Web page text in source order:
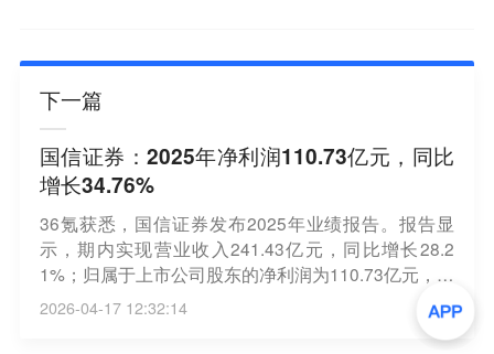
下一篇
国信证券：2025年净利润110.73亿元，同比
增长34.76%
36氪获悉，国信证券发布2025年业绩报告。报告显
示，期内实现营业收入241.43亿元，同比增长28.2
1%；归属于上市公司股东的净利润为110.73亿元，同
比增长34.76%。公司拟向全体股东每10股派发现金红
利3.50元（含税），不进行送股或以公积金转增股
2026-04-17 12:32:14